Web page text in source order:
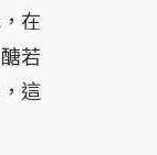
在
若
這